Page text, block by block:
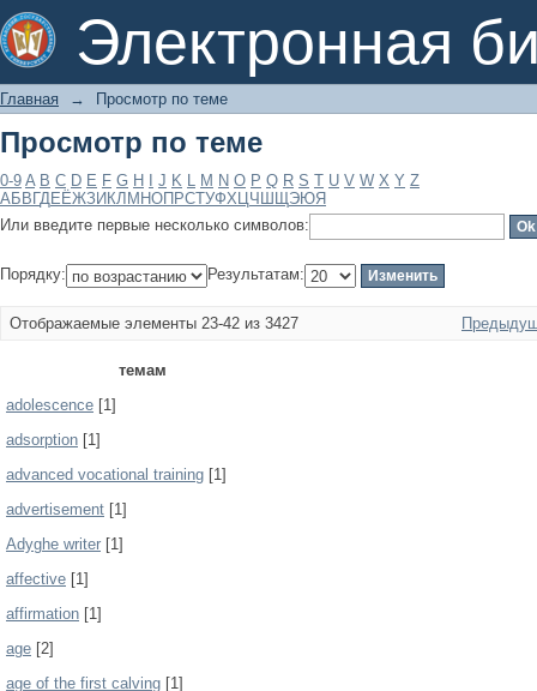
Электронная
Просмотр по теме
Главная → Просмотр по теме
Просмотр по теме
0-9 A B C D E F G H J K L M N O P Q R S T U V W X Y Z
АБ В ГДЕ ЁЖЗИ КЛ М НОП РСТУФХ ЦЧ Ш ЩЭЮЯ
Или введите первые несколько символов:
Порядку: Результатам:
Отображаемые элементы 23-42 из 3427
темам
adolescence [1]
adsorption [1]
advanced vocational training [1]
advertisement [1]
Adyghe writer [1]
affective [1]
affirmation [1]
age [2]
age of the first calving [1]